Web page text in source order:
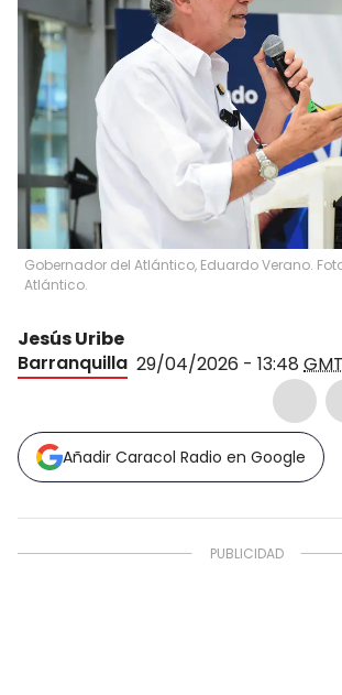
Gobernador del Atlántico, Eduardo Verano.
Atlántico.
Jesús Uribe
Barranquilla 29/04/2026 - 13:48
Añadir Caracol Radio en Google